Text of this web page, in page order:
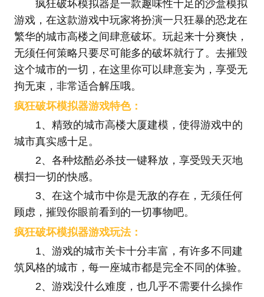
疯狂破坏模拟器是一款趣味性十足的沙盒模拟
游戏，在这款游戏中玩家将扮演一只狂暴的恐龙在
繁华的城市高楼之间肆意破坏。玩起来十分爽快，
无须任何策略只要尽可能多的破坏就行了。去摧毁
这个城市的一切，在这里你可以肆意妄为，享受无
拘无束，非常适合解压哦。
疯狂破坏模拟器游戏特色：
1、精致的城市高楼大厦建模，使得游戏中的
城市真实感十足。
2、各种炫酷必杀技一键释放，享受毁天灭地
横扫一切的快感。
3、在这个城市中你是无敌的存在，无须任何
顾虑，摧毁你眼前看到的一切事物吧。
疯狂破坏模拟器游戏玩法：
1、游戏的城市关卡十分丰富，有许多不同建
筑风格的城市，每一座城市都是完全不同的体验。
2、游戏没什么难度，也几乎不需要什么操作